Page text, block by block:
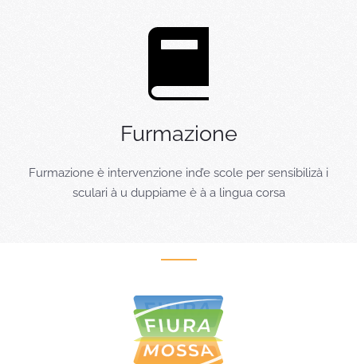
Furmazione
Furmazione è intervenzione ind’e scole per sensibilizà i
sculari à u duppiame è à a lingua corsa